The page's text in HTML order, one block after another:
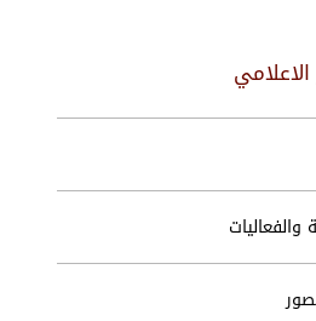
الاعلامي
والفعاليات